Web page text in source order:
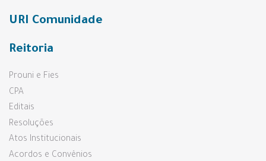
URI Comunidade
Reitoria
Prouni e Fies
CPA
Editais
Resoluções
Atos Institucionais
Acordos e Convênios